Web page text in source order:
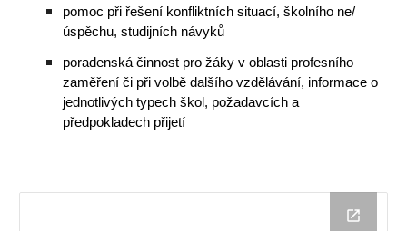
pomoc při řešení konfliktních situací, školního ne/
úspěchu, studijních návyků
poradenská činnost pro žáky v oblasti profesního
zaměření či při volbě dalšího vzdělávání, informace o
jednotlivých typech škol, požadavcích a
předpokladech přijetí